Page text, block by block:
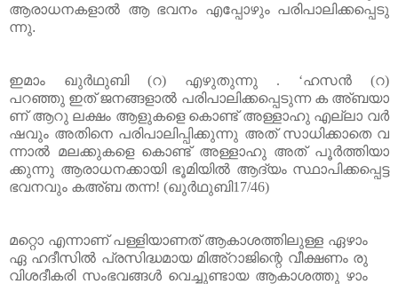
ആരാധനകളാൽ ആ ഭവനം എപ്പോഴും പരിപാലിക്കപ്പെടു
ന്നു.
ഇമാം ഖുർഥുബി(റ) എഴുതുന്നു . ‘ഹസൻ (റ)
പറഞ്ഞു ഇത് ജനങ്ങളാൽ പരിപാലിക്കപ്പെടുന്ന ക അ്ബയാ
ണ് ആറു ലക്ഷം ആളുകളെ കൊണ്ട് അള്ളാഹു എല്ലാ വർ
ഷവും അതിനെ പരിപാലിപ്പിക്കുന്നു അത് സാധിക്കാതെ വ
ന്നാൽ മലക്കുകളെ കൊണ്ട് അള്ളാഹു അത് പൂർത്തിയാ
ക്കുന്നു ആരാധനക്കായി ഭൂമിയിൽ ആദ്യം സ്ഥാപിക്കപ്പെട്ട
ഭവനവും കഅ്ബ തന്ന! (ഖുർഥുബി17/46)
ഏഴാം
ആകാശത്തിലുള്ള
പള്ളിയാണത്
എന്നാണ്
മറ്റൊ
രു
വീക്ഷണം
മിഅ്റാജിന്റെ
പ്രസിദ്ധമായ
ഹദീസിൽ
ഏ
ഴാം
ആകാശത്തു
വെച്ചുണ്ടായ
സംഭവങ്ങൾ
വിശദീകരി